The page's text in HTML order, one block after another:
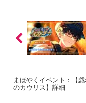
まほやくイベント：【
のカウリス】詳細